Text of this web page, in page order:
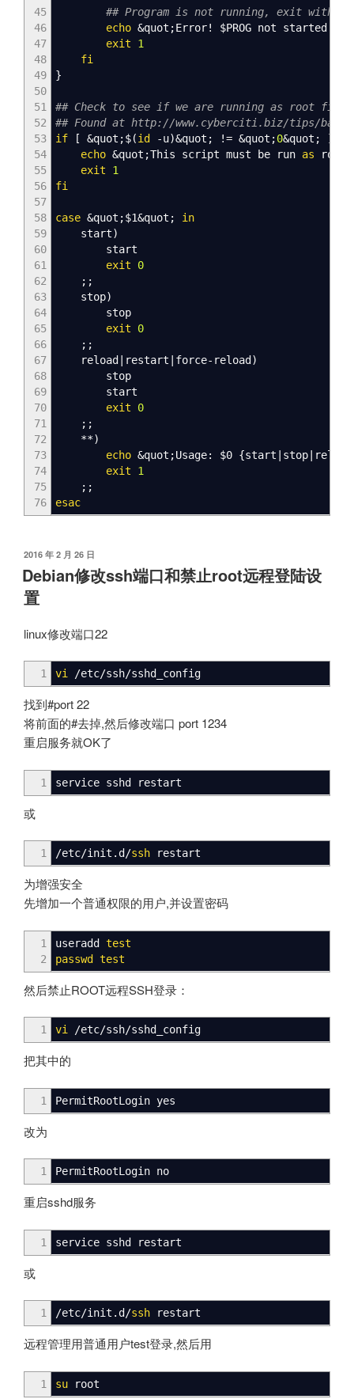
45
46
47
48
49
50
51
52
53
54
55
56
57
58
59
60
61
62
63
64
65
66
67
68
69
70
71
72
73
74
75
76
## Program is not running, exit with
echo &quot;Error! $PROG not started
exit
1
fi
}
## Check to see if we are running as root
## Found at http://www.cyberciti.biz/tips/
if
[ &quot;$(id -u)&quot; != &quot;0&quot; ]
echo &quot;This script must be run as root
exit
1
fi
case &quot;$1&quot; in
start)
start
exit
0
;;
stop)
stop
exit
0
;;
reload
restart force-reload )
stop
start
exit
0
;;
**)
echo &quot;Usage: $0 {start stop reload
exit
1
;;
esac
发
布
于
2016 年 2 月 26 日
Debian修改ssh端口和禁止root远程登陆设
置
linux修改端口22
1 vi /etc/ssh/sshd_config
找到#port 22
将前面的#去掉,然后修改端口 port 1234
重启服务就OK了
1 service sshd restart
或
1 /etc/init.d /ssh restart
为增强安全
先增加一个普通权限的用户,并设置密码
1
2
useradd test
passwd test
然后禁止ROOT远程SSH登录：
1 vi /etc/ssh/sshd_config
把其中的
1 PermitRootLogin yes
改为
1 PermitRootLogin no
重启sshd服务
1 service sshd restart
或
1 /etc/init.d /ssh restart
远程管理用普通用户test登录,然后用
1 su root